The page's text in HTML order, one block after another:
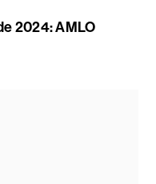
2024: AMLO